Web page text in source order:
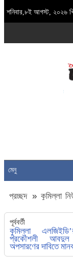
শনিবার,৮ই আগস্ট, ২০২৬
মেনু
প্রচ্ছদ » কুমিল্লা
পরিবারের তিন নারী
পূর্ববর্তী
কুমিল্লা
প্রকৌশলী আবদুল
অপসারণের দাবিতে